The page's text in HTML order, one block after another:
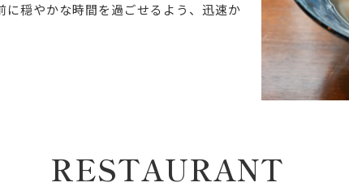
穏やかな時間を過ごせるよう、迅速か
RESTAURANT